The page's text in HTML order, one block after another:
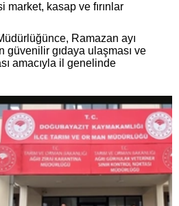
market, kasap ve fırınlar
Ramazan ayı
güvenilir gıdaya ulaşması ve
amacıyla il genelinde